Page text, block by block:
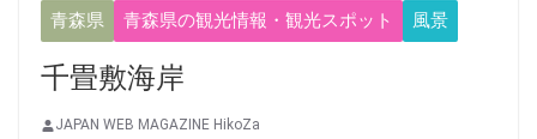
青森県 青森県の観光情報・観光スポット 風景
千畳敷海岸
JAPAN WEB MAGAZINE HikoZa